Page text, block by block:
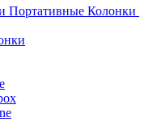
Портативные Колонки